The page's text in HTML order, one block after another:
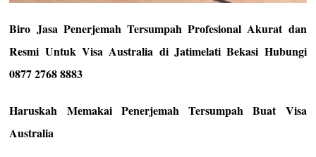
Biro Jasa Penerjemah Tersumpah Profesional Akurat dan
Resmi Untuk Visa Australia di Jatimelati Bekasi Hubungi
0877 2768 8883
Haruskah Memakai Penerjemah Tersumpah Buat Visa
Australia